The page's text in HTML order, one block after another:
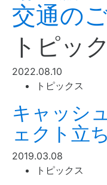
交通の
トピッ
2022.08.10
トピックス
キャッシ
ェクト立
2019.03.08
トピックス